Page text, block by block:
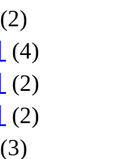
(2)
(4)
(2)
(2)
(3)